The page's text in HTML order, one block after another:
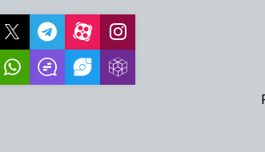
بحران معنا در علوم انسانی…
خبرنگاران پرچمداران جهاد تبیین و روایت
حجت‌الاسلام والمسلمین شهید عارف